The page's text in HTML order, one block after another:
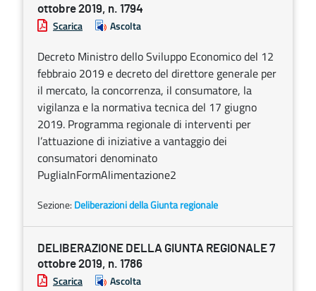
ottobre 2019, n. 1794
Scarica Ascolta
Decreto Ministro dello Sviluppo Economico del 12
febbraio 2019 e decreto del direttore generale per
il mercato, la concorrenza, il consumatore, la
vigilanza e la normativa tecnica del 17 giugno
2019. Programma regionale di interventi per
l’attuazione di iniziative a vantaggio dei
consumatori denominato
PugliaInFormAlimentazione2
Sezione: Deliberazioni della Giunta regionale
DELIBERAZIONE DELLA GIUNTA REGIONALE 7
ottobre 2019, n. 1786
Scarica Ascolta